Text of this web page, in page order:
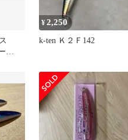
ドヘ
ルア
¥2,250
k-ten Ｋ２Ｆ142